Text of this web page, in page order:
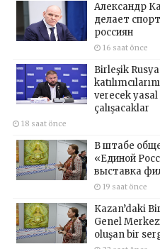
Александр
делает
россиян
16 saat önce
Birleşik
verecek
çalışacaklar
18 saat önce
В штабе
«Единой
выставка
19 saat önce
Kazan’daki
Genel
oluşan bir